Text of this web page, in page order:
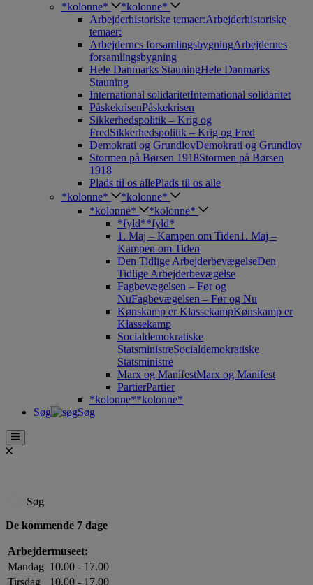
*kolonne*
*kolonne*
Arbejderhistoriske temaer:Arbejderhistoriske
temaer:
Arbejdernes forsamlingsbygningArbejdernes
forsamlingsbygning
Hele Danmarks StauningHele Danmarks
Stauning
International solidaritetInternational solidaritet
PåskekrisenPåskekrisen
Sikkerhedspolitik – Krig og
FredSikkerhedspolitik – Krig og Fred
Demokrati og GrundlovDemokrati og Grundlov
Stormen på Børsen 1918Stormen på Børsen
1918
Plads til os allePlads til os alle
*kolonne*
*kolonne*
*kolonne*
*kolonne*
*fyld**fyld*
1. Maj – Kampen om Tiden1. Maj –
Kampen om Tiden
Den Tidlige ArbejderbevægelseDen
Tidlige Arbejderbevægelse
Fagbevægelsen – Før og
NuFagbevægelsen – Før og Nu
Kønskamp er KlassekampKønskamp er
Klassekamp
Socialdemokratiske
StatsministreSocialdemokratiske
Statsministre
Marx og ManifestMarx og Manifest
PartierPartier
*kolonne**kolonne*
Søg
Søg
Søg
De kommende 7 dage
Arbejdermuseet:
Mandag 10.00 - 17.00
Tirsdag
10.00 - 17.00